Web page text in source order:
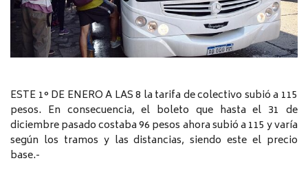
ESTE 1° DE ENERO A LAS 8 la tarifa de colectivo subió a 115
pesos. En consecuencia, el boleto que hasta el 31 de
diciembre pasado costaba 96 pesos ahora subió a 115 y varía
según los tramos y las distancias, siendo este el precio
base.-